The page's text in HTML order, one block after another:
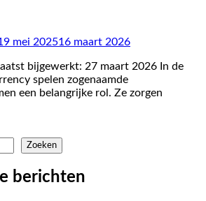
mei 202516 maart 2026
bijgewerkt: 27 maart 2026 In de
spelen zogenaamde
een belangrijke rol. Ze zorgen
Zoeken
berichten